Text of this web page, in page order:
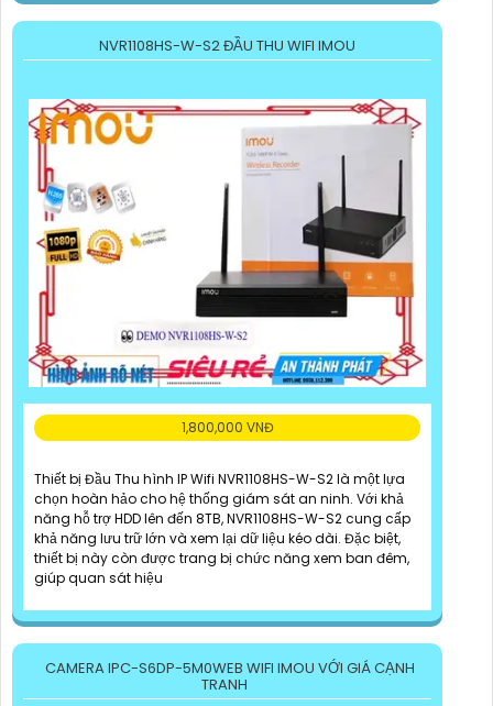
NVR1108HS-W-S2 ĐẦU THU WIFI IMOU
1,800,000 VNĐ
Thiết bị Đầu Thu hình IP Wifi NVR1108HS-W-S2 là một lựa
chọn hoàn hảo cho hệ thống giám sát an ninh. Với khả
năng hỗ trợ HDD lên đến 8TB, NVR1108HS-W-S2 cung cấp
khả năng lưu trữ lớn và xem lại dữ liệu kéo dài. Đặc biệt,
thiết bị này còn được trang bị chức năng xem ban đêm,
giúp quan sát hiệu
CAMERA IPC-S6DP-5M0WEB WIFI IMOU VỚI GIÁ CẠNH
TRANH